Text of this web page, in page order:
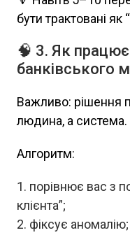
бути трактовані
🧠 3. Як
банківського
Важливо: рішення
людина, а система.
Алгоритм:
порівнює вас з
клієнта”;
фіксує аномалію;